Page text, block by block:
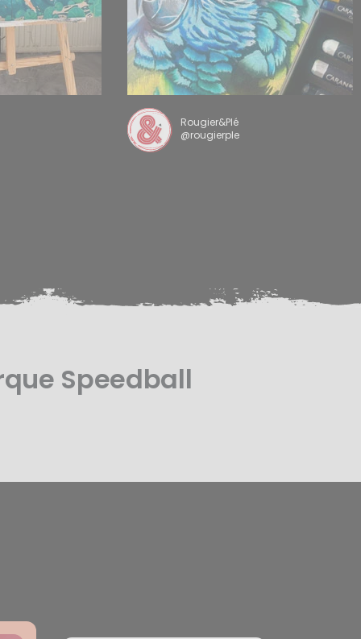
Rougier&Plé
@rougierple
Speedball